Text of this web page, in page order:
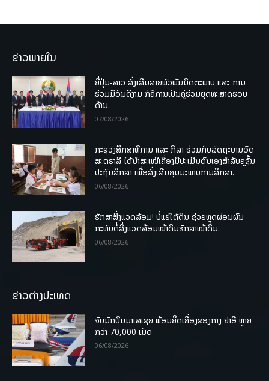
ຂ່າວພາຍໃນ
ຍີ່ປຸ່ນ-ລາວ ສົ່ງເສີມສາຍພົວພັນມິດຕະພາບ ແລະ ການ
ຮ່ວມມືອັນດີງາມ ກໍຄືການເປັນຄູ່ຮ່ວມຍຸດທະສາດຮອບ
ດ້ານ.
07/08/2026
ກະຊວງສຶກສາທິການ ແລະ ກິລາ ຮ່ວມກັບລັດຖະບານອົດ
ສະຕຣາລີ ໄດ້ນຳສະເໜີເຄື່ອງມືປະເມີນຕົນເອງສຳລັບຄູຊັ້ນ
ປະຖົມສຶກສາ ເພື່ອສົ່ງເສີມຄຸນນະພາບການສຶກສາ.
06/08/2026
ຮັກສາສິ່ງແວດລ້ອມ! ບໍ່ແຮ່ໃຕ້ດິນ ຊ່ວຍຫຼຸດຜ່ອນຜົນ
ກະທົບຕໍ່ສິ່ງແວດລ້ອມໜ້າດິນຮັກສາໜ້າດິນ.
06/08/2026
ຂ່າວຕ່າງປະເທດ
ຈັບນັກບິນມາເລເຊຍ ພ້ອມຍຶດເຄື່ອງຂອງກາງ ຢາອີ ຫຼາຍ
ກວ່າ 70,000 ເມັດ
06/08/2026